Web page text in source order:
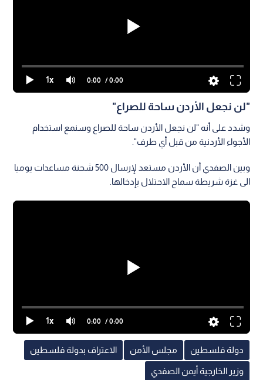
1x 0:00 / 0:00
"لن نجعل الأردن ساحة للصراع"
وشدد على أنه "لن نجعل الأردن ساحة للصراع وسنمع استخدام
الأجواء الأردنية من قبل أي طرف".
وبين الصفدي أن الأردن مستعد لإرسال 500 شحنة مساعدات يوميا
الى غزة شريطة سماح الاحتلال بإدخالها.
1x 0:00 / 0:00
دولة فلسطين مجلس الأمن الاعتراف بدولة فلسطين
وزير الخارجية أيمن الصفدي